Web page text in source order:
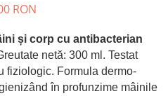
RON
și corp cu antibacterian
netă: 300 ml. Testat
fiziologic. Formula dermo-
în profunzime mâinile